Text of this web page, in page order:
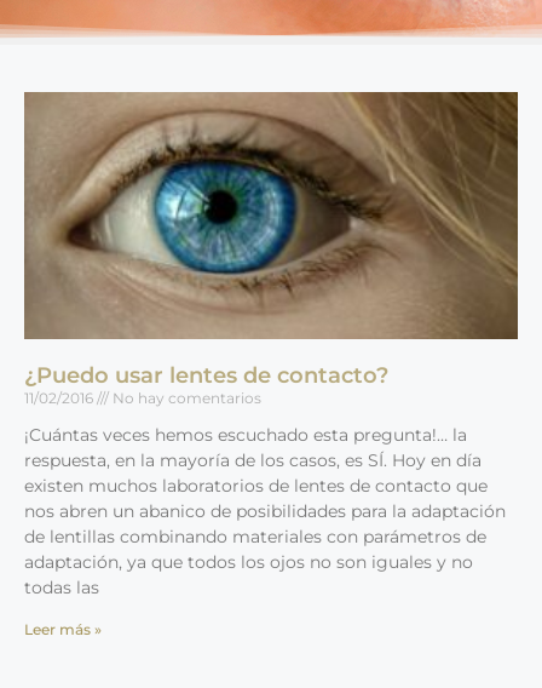
¿Puedo usar lentes de contacto?
11/02/2016 No hay comentarios
¡Cuántas veces hemos escuchado esta pregunta!… la
respuesta, en la mayoría de los casos, es SÍ. Hoy en día
existen muchos laboratorios de lentes de contacto que
nos abren un abanico de posibilidades para la adaptación
de lentillas combinando materiales con parámetros de
adaptación, ya que todos los ojos no son iguales y no
todas las
Leer más »